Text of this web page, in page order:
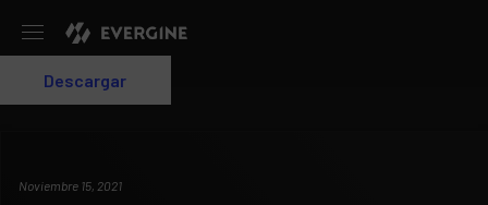
Login
Descargar
Noviembre 15, 2021